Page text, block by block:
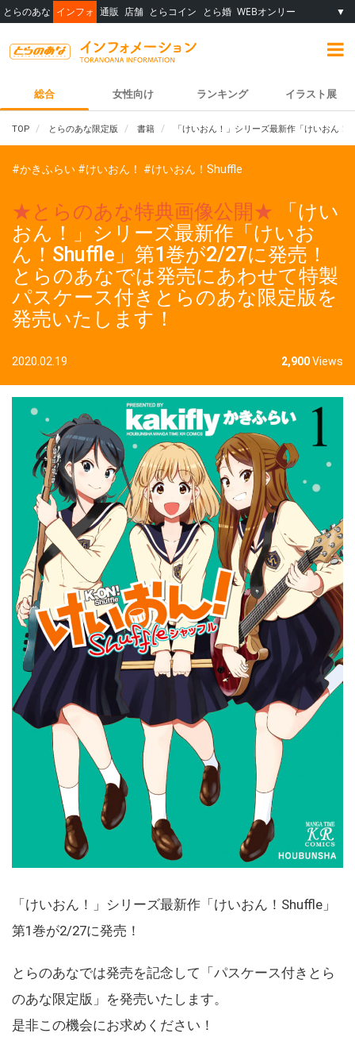
とらのあな インフォ 通販 店舗 とらコイン とら婚 WEBオンリー ▼
総合 女性向け ランキング イラスト展
TOP とらのあな限定版 書籍 「けいおん！」シリーズ最新作「けいおん
#かきふらい #けいおん！ #けいおん！Shuffle
★とらのあな特典画像公開★ 「けい
おん！」シリーズ最新作「けいお
ん！Shuffle」第1巻が2/27に発売！
とらのあなでは発売にあわせて特製
パスケース付きとらのあな限定版を
発売いたします！
2020.02.19 2,900Views
「けいおん！」シリーズ最新作「けいおん！Shuffle」
第1巻が2/27に発売！
とらのあなでは発売を記念して「パスケース付きとら
のあな限定版」を発売いたします。
是非この機会にお求めください！